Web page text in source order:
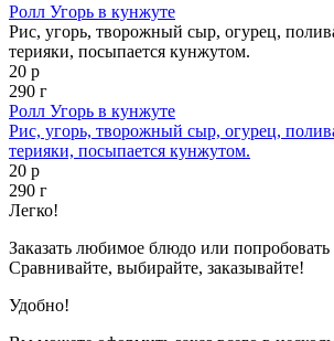
Ролл Угорь в кунжуте
Рис, угорь, творожный сыр, огурец,
терияки, посыпается кунжутом.
20 р
290 г
Ролл Угорь в кунжуте
Рис, угорь, творожный сыр, огурец,
терияки, посыпается кунжутом.
20 р
290 г
Легко!
Заказать любимое блюдо или попробовать
Сравнивайте, выбирайте, заказывайте!
Удобно!